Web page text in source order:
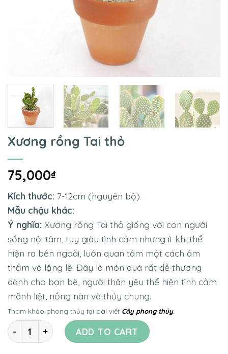
Xương rồng Tai thỏ
75,000₫
Kích thước: 7-12cm (nguyên bộ)
Mẫu chậu khác:
Ý nghĩa: Xương rồng Tai thỏ giống với con người
sống nội tâm, tuy giàu tình cảm nhưng ít khi thể
hiện ra bên ngoài, luôn quan tâm một cách âm
thầm và lặng lẽ. Đây là món quà rất dễ thương
dành cho bạn bè, người thân yêu thể hiện tình cảm
mãnh liệt, nồng nàn và thủy chung.
Tham khảo phong thủy tại bài viết Cây phong thủy.
Quantity ADD TO CART